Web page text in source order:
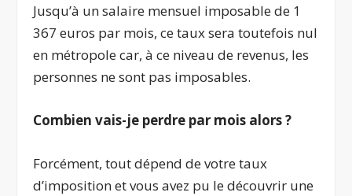
Jusqu’à un salaire mensuel imposable de 1
367 euros par mois, ce taux sera toutefois nul
en métropole car, à ce niveau de revenus, les
personnes ne sont pas imposables.
Combien vais-je perdre par mois alors ?
Forcément, tout dépend de votre taux
d’imposition et vous avez pu le découvrir une